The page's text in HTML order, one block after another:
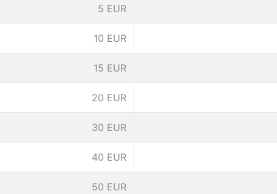
5 EUR
10 EUR
15 EUR
20 EUR
30 EUR
40 EUR
50 EUR